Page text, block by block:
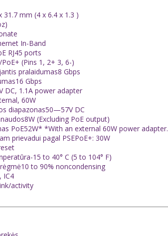
31.7 mm (4 x 6.4 x 1.3 )
In-Band
RJ45 ports
(Pins 1, 2+ 3, 6-)
pralaidumas8 Gbps
Gbps
DC, 1.1A power adapter
60W
diapazonas50—57V DC
(Excluding PoE output)
PoE52W* *With an external 60W power adapter.
prievadui pagal PSEPoE+: 30W
15 to 40° C (5 to 104° F)
to 90% noncondensing
IC4
activity